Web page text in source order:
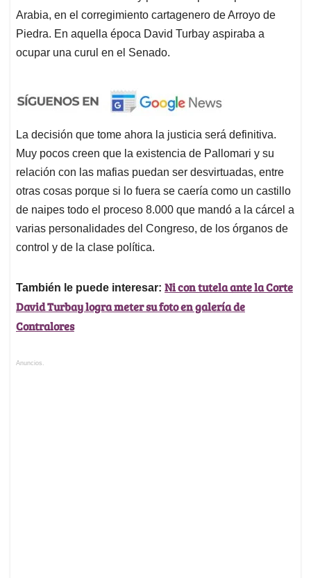
Arabia, en el corregimiento cartagenero de Arroyo de
Piedra. En aquella época David Turbay aspiraba a
ocupar una curul en el Senado.
La decisión que tome ahora la justicia será definitiva.
Muy pocos creen que la existencia de Pallomari y su
relación con las mafias puedan ser desvirtuadas, entre
otras cosas porque si lo fuera se caería como un castillo
de naipes todo el proceso 8.000 que mandó a la cárcel a
varias personalidades del Congreso, de los órganos de
control y de la clase política.
También le puede interesar: Ni con tutela ante la Corte
David Turbay logra meter su foto en galería de
Contralores
Anuncios.